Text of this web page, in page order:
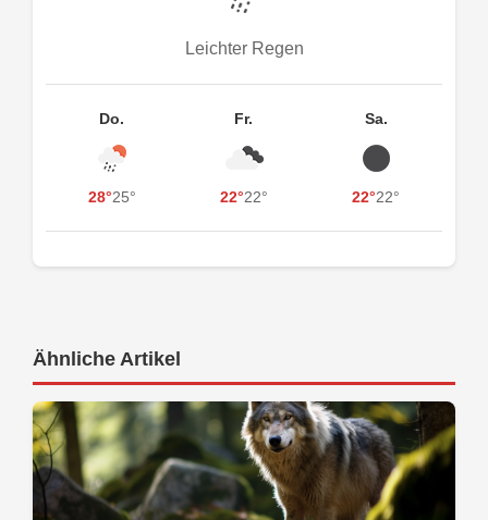
Leichter Regen
Do.
28°25°
Fr.
22°22°
Sa.
22°22°
Ähnliche Artikel